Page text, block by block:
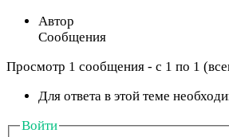
Автор
Сообщения
Просмотр 1 сообщения - с 1 по 1
Для ответа в этой теме
Войти